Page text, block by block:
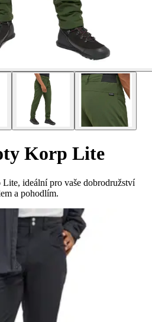
Korp Lite
ideální pro vaše dobrodružství
a pohodlím.